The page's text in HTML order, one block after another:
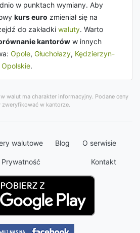
w punktach wymiany. Aby
kurs euro zmieniał się na
do zakładki waluty. Warto
kantorów w innych
Opole, Głuchołazy, Kędzierzyn-
.
walut ma charakter informacyjny. Podane ceny
zweryfikować w kantorze.
walutowe Blog O serwisie
Prywatność Kontakt